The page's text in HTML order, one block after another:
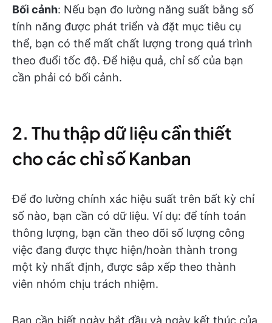
Bối cảnh: Nếu bạn đo lường năng suất bằng số
tính năng được phát triển và đặt mục tiêu cụ
thể, bạn có thể mất chất lượng trong quá trình
theo đuổi tốc độ. Để hiệu quả, chỉ số của bạn
cần phải có bối cảnh.
2. Thu thập dữ liệu cần thiết
cho các chỉ số Kanban
Để đo lường chính xác hiệu suất trên bất kỳ chỉ
số nào, bạn cần có dữ liệu. Ví dụ: để tính toán
thông lượng, bạn cần theo dõi số lượng công
việc đang được thực hiện/hoàn thành trong
một kỳ nhất định, được sắp xếp theo thành
viên nhóm chịu trách nhiệm.